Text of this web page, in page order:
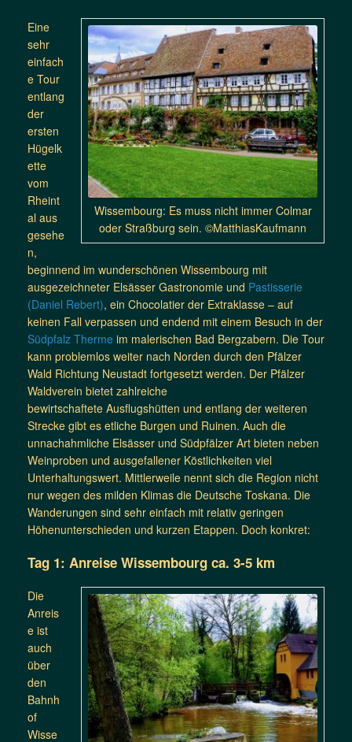
Wissembourg: Es muss nicht immer Colmar
oder Straßburg sein. ©MatthiasKaufmann
Eine
sehr
einfach
e Tour
entlang
der
ersten
Hügelk
ette
vom
Rheint
al aus
gesehe
n,
beginnend im wunderschönen Wissembourg mit
ausgezeichneter Elsässer Gastronomie und Pastisserie
(Daniel Rebert), ein Chocolatier der Extraklasse – auf
keinen Fall verpassen und endend mit einem Besuch in der
Südpfalz Therme im malerischen Bad Bergzabern. Die Tour
kann problemlos weiter nach Norden durch den Pfälzer
Wald Richtung Neustadt fortgesetzt werden. Der Pfälzer
Waldverein bietet zahlreiche
bewirtschaftete Ausflugshütten und entlang der weiteren
Strecke gibt es etliche Burgen und Ruinen. Auch die
unnachahmliche Elsässer und Südpfälzer Art bieten neben
Weinproben und ausgefallener Köstlichkeiten viel
Unterhaltungswert. Mittlerweile nennt sich die Region nicht
nur wegen des milden Klimas die Deutsche Toskana. Die
Wanderungen sind sehr einfach mit relativ geringen
Höhenunterschieden und kurzen Etappen. Doch konkret:
Tag 1: Anreise Wissembourg ca. 3-5 km
Die
Anreis
e ist
auch
über
den
Bahnh
of
Wisse